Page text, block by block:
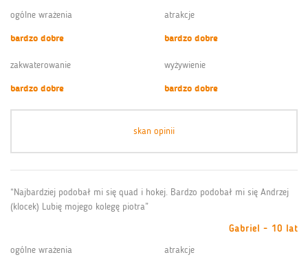
ogólne wrażenia
bardzo dobre
atrakcje
bardzo dobre
zakwaterowanie
bardzo dobre
wyżywienie
bardzo dobre
skan opinii
“Najbardziej podobał mi się quad i hokej. Bardzo podobał mi się Andrzej
(klocek) Lubię mojego kolegę piotra”
Gabriel - 10 lat
ogólne wrażenia
atrakcje